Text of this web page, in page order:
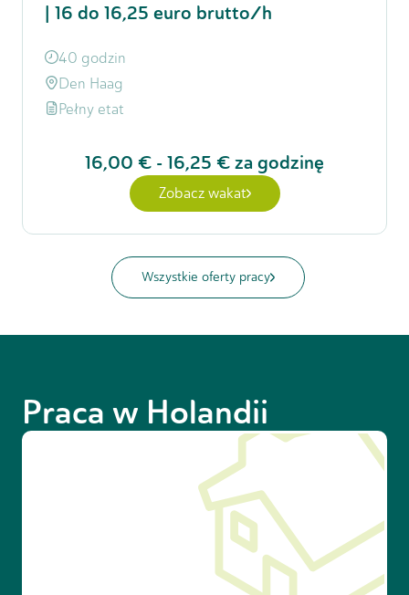
| 16 do 16,25 euro brutto/h
40 godzin
Den Haag
Pełny etat
16,00 € - 16,25 €za godzinę
Zobacz wakat
Wszystkie oferty pracy
Praca w Holandii